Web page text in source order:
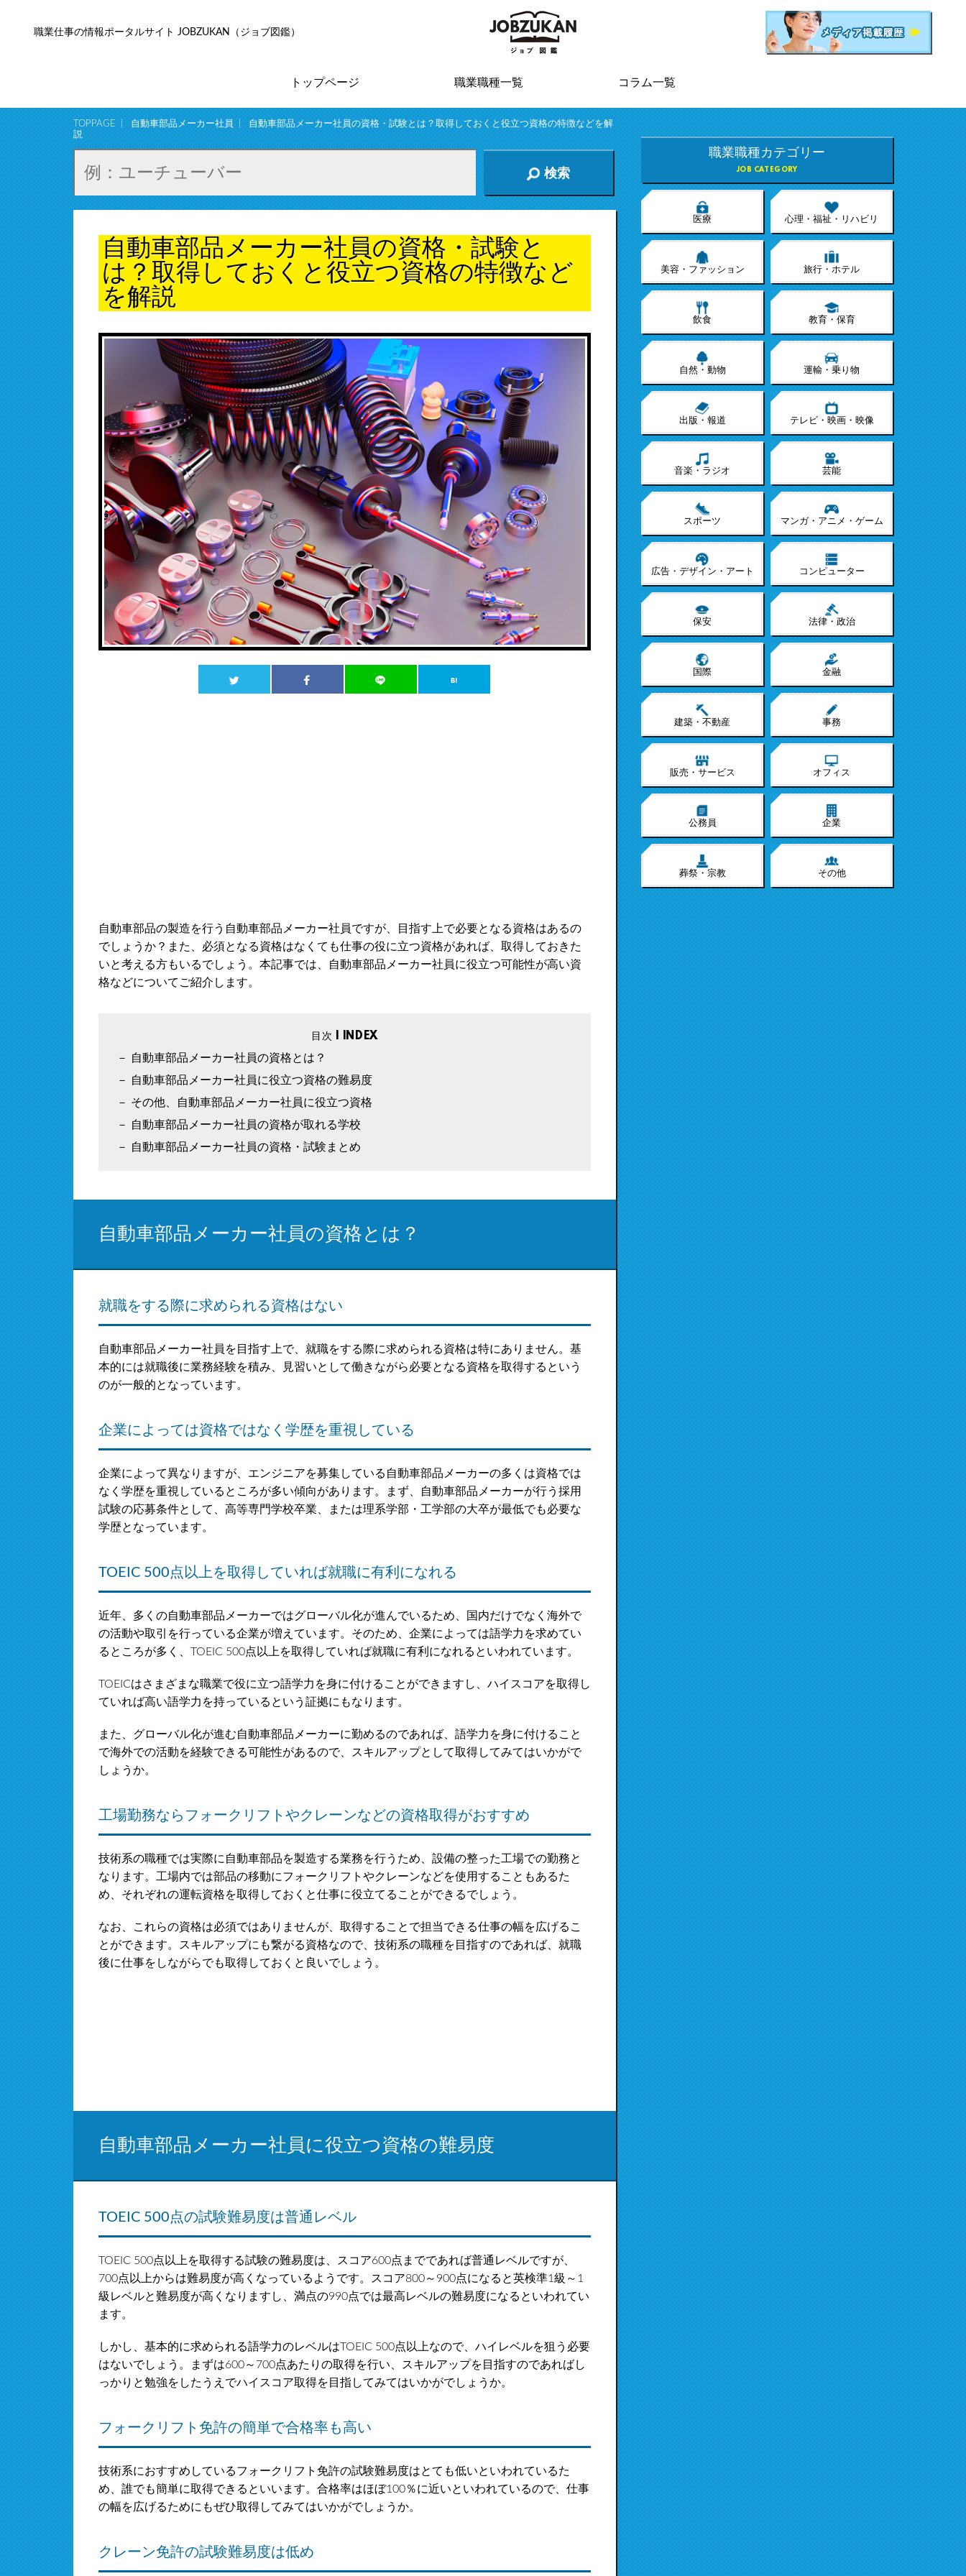
職業仕事の情報ポータルサイト JOBZUKAN（ジョブ図鑑）
トップページ 職業職種一覧 コラム一覧
TOPPAGE 自動車部品メーカー社員
自動車部品メーカー社員の資格・試験とは？取得しておくと役立つ資格の特徴などを解
説
検索
自動車部品メーカー社員の資格・試験と
は？取得しておくと役立つ資格の特徴など
を解説
自動車部品の製造を行う自動車部品メーカー社員ですが、目指す上で必要となる資格はあるの
でしょうか？また、必須となる資格はなくても仕事の役に立つ資格があれば、取得しておきた
いと考える方もいるでしょう。本記事では、自動車部品メーカー社員に役立つ可能性が高い資
格などについてご紹介します。
自動車部品メーカー社員の資格とは？
自動車部品メーカー社員に役立つ資格の難易度
その他、自動車部品メーカー社員に役立つ資格
自動車部品メーカー社員の資格が取れる学校
自動車部品メーカー社員の資格・試験まとめ
自動車部品メーカー社員の資格とは？
就職をする際に求められる資格はない
自動車部品メーカー社員を目指す上で、就職をする際に求められる資格は特にありません。基
本的には就職後に業務経験を積み、見習いとして働きながら必要となる資格を取得するという
のが一般的となっています。
企業によっては資格ではなく学歴を重視している
企業によって異なりますが、エンジニアを募集している自動車部品メーカーの多くは資格では
なく学歴を重視しているところが多い傾向があります。まず、自動車部品メーカーが行う採用
試験の応募条件として、高等専門学校卒業、または理系学部・工学部の大卒が最低でも必要な
学歴となっています。
TOEIC 500点以上を取得していれば就職に有利になれる
近年、多くの自動車部品メーカーではグローバル化が進んでいるため、国内だけでなく海外で
の活動や取引を行っている企業が増えています。そのため、企業によっては語学力を求めてい
るところが多く、TOEIC 500点以上を取得していれば就職に有利になれるといわれています。
TOEICはさまざまな職業で役に立つ語学力を身に付けることができますし、ハイスコアを取得し
ていれば高い語学力を持っているという証拠にもなります。
また、グローバル化が進む自動車部品メーカーに勤めるのであれば、語学力を身に付けること
で海外での活動を経験できる可能性があるので、スキルアップとして取得してみてはいかがで
しょうか。
工場勤務ならフォークリフトやクレーンなどの資格取得がおすすめ
技術系の職種では実際に自動車部品を製造する業務を行うため、設備の整った工場での勤務と
なります。工場内では部品の移動にフォークリフトやクレーンなどを使用することもあるた
め、それぞれの運転資格を取得しておくと仕事に役立てることができるでしょう。
なお、これらの資格は必須ではありませんが、取得することで担当できる仕事の幅を広げるこ
とができます。スキルアップにも繋がる資格なので、技術系の職種を目指すのであれば、就職
後に仕事をしながらでも取得しておくと良いでしょう。
自動車部品メーカー社員に役立つ資格の難易度
TOEIC 500点の試験難易度は普通レベル
TOEIC 500点以上を取得する試験の難易度は、スコア600点までであれば普通レベルですが、
700点以上からは難易度が高くなっているようです。スコア800～900点になると英検準1級～1
級レベルと難易度が高くなりますし、満点の990点では最高レベルの難易度になるといわれてい
ます。
しかし、基本的に求められる語学力のレベルはTOEIC 500点以上なので、ハイレベルを狙う必要
はないでしょう。まずは600～700点あたりの取得を行い、スキルアップを目指すのであればし
っかりと勉強をしたうえでハイスコア取得を目指してみてはいかがでしょうか。
フォークリフト免許の簡単で合格率も高い
技術系におすすめしているフォークリフト免許の試験難易度はとても低いといわれているた
め、誰でも簡単に取得できるといいます。合格率はほぼ100％に近いといわれているので、仕事
の幅を広げるためにもぜひ取得してみてはいかがでしょうか。
クレーン免許の試験難易度は低め
職業職種カテゴリー
JOB CATEGORY
医療 心理・福祉・リハビリ
美容・ファッション 旅行・ホテル
飲食 教育・保育
自然・動物 運輸・乗り物
出版・報道 テレビ・映画・映像
音楽・ラジオ 芸能
スポーツ マンガ・アニメ・ゲーム
広告・デザイン・アート コンピューター
保安 法律・政治
国際 金融
建築・不動産 事務
販売・サービス オフィス
公務員 企業
葬祭・宗教 その他